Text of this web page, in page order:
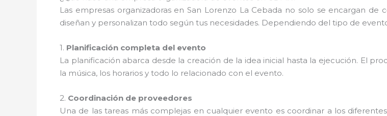
Las empresas organizadoras en San Lorenzo La Cebada no solo se encargan
diseñan y personalizan todo según tus necesidades. Dependiendo del tipo de
1. Planificación completa del evento
La planificación abarca desde la creación de la idea inicial hasta la ejecución. El
la música, los horarios y todo lo relacionado con el evento.
2. Coordinación de proveedores
Una de las tareas más complejas en cualquier evento es coordinar a los